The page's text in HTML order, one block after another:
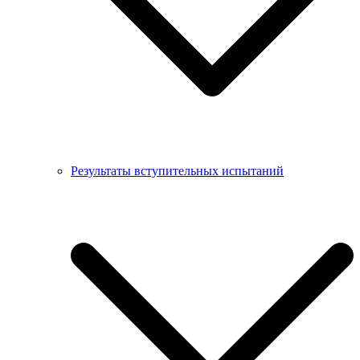
Результаты вступительных испытаний